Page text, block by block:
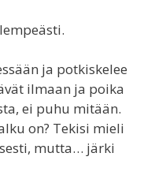
ja potkiskelee
ilmaan ja poika
ei puhu mitään.
on? Tekisi mieli
mutta… järki